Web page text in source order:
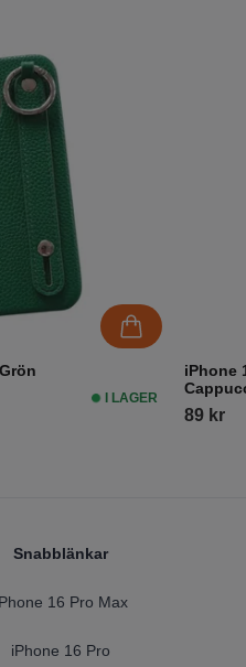
I LAGER
iPhone
89 kr
Snabblänkar
16 Pro Max
iPhone 16 Pro